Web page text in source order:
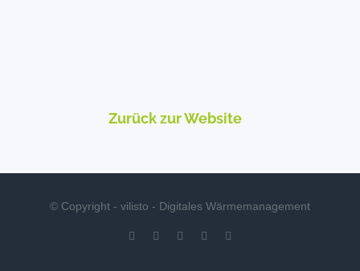
Zurück zur Website
© Copyright - vilisto - Digitales Wärmemanagement